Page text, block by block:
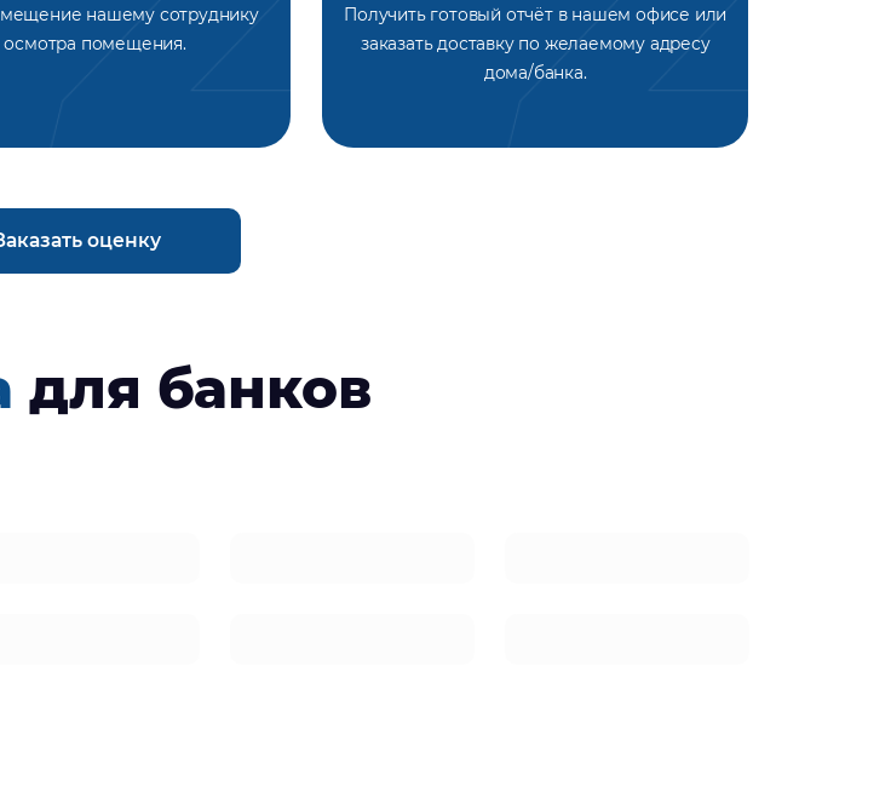
нашему сотруднику
осмотра помещения.
Получить готовый отчёт в нашем офисе или
заказать доставку по желаемому адресу
дома/банка.
оценку
для банков